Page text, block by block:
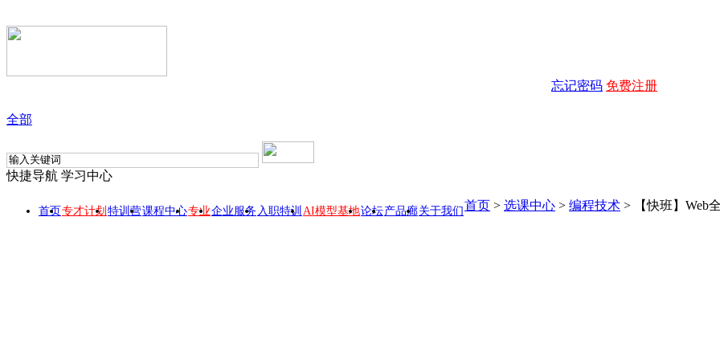
忘记密码 免费注册
全部
快捷导航 学习中心
首页专才计划 特训营课程中心专业企业服务 入职特训 AI模型基地论坛产品廊关于我们首页 > 选课中心 > 编程技术 > 【快班】Web